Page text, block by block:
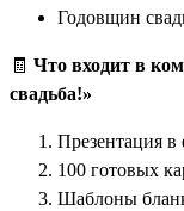
Годовщин
🧾 Что входит в
свадьба!»
Презентация в
100 готовых
Шаблоны